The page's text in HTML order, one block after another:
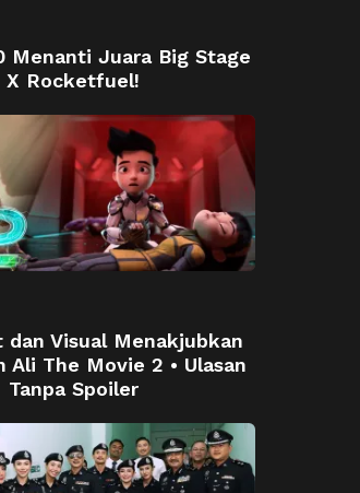
Menanti Juara Big Stage
X Rocketfuel!
dan Visual Menakjubkan
Ali The Movie 2 • Ulasan
Tanpa Spoiler